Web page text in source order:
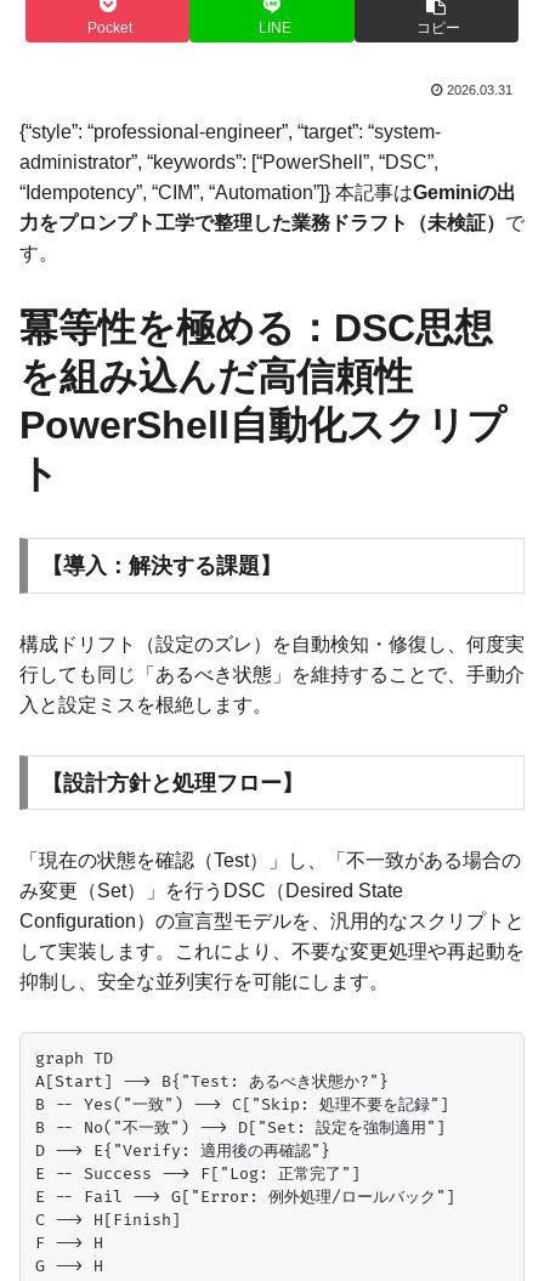
Pocket LINE コピー
2026.03.31
{“style”: “professional-engineer”, “target”: “system-
administrator”, “keywords”: [“PowerShell”, “DSC”,
“Idempotency”, “CIM”, “Automation”]} 本記事はGeminiの出
力をプロンプト工学で整理した業務ドラフト（未検証） で
す。
冪等性を極める：DSC思想
を組み込んだ高信頼性
PowerShell自動化スクリプ
ト
【導入：解決する課題】
構成ドリフト（設定のズレ）を自動検知・修復し、何度実
行しても同じ「あるべき状態」を維持することで、手動介
入と設定ミスを根絶します。
【設計方針と処理フロー】
「現在の状態を確認（Test）」し、「不一致がある場合の
み変更（Set）」を行うDSC（Desired State
Configuration）の宣言型モデルを、汎用的なスクリプトと
して実装します。これにより、不要な変更処理や再起動を
抑制し、安全な並列実行を可能にします。
graph TD
A[Start] --> B{"Test: あるべき状態か?"}
B -- Yes("一致") --> C["Skip: 処理不要を記録"]
B -- No("不一致") --> D["Set: 設定を強制適用"]
D --> E{"Verify: 適用後の再確認"}
E -- Success --> F["Log: 正常完了"]
E -- Fail --> G["Error: 例外処理/ロールバック"]
C --> H[Finish]
F --> H